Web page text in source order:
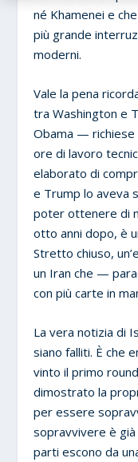
né Khamenei e
più grande
moderni.
Vale la pena
tra Washington e
Obama — richiese
ore di lavoro
elaborato di
e Trump lo aveva
poter ottenere di
otto anni dopo, è
Stretto chiuso,
un Iran che —
con più carte in
La vera notizia di
siano falliti. È che
vinto il primo
dimostrato la
per essere
sopravvivere è
parti escono da